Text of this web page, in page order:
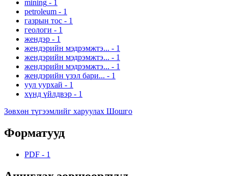
mining - 1
petroleum - 1
газрын тос - 1
геологи - 1
жендэр - 1
жендэрийн мэдрэмжтэ... - 1
жендэрийн мэдрэмжтэ... - 1
жендэрийн мэдрэмжтэ... - 1
жендэрийн үзэл бари... - 1
уул уурхай - 1
хүнд үйлдвэр - 1
Зөвхөн түгээмлийг харуулах Шошго
Форматууд
PDF - 1